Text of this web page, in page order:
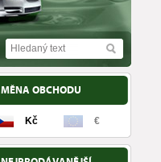
MĚNA OBCHODU
Kč €